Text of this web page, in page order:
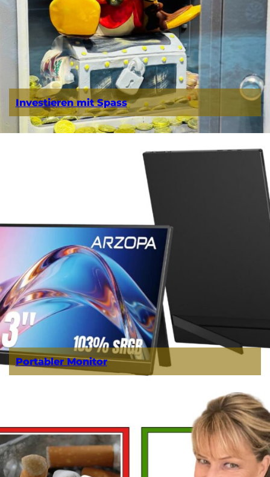
Investieren mit Spass
Portabler Monitor